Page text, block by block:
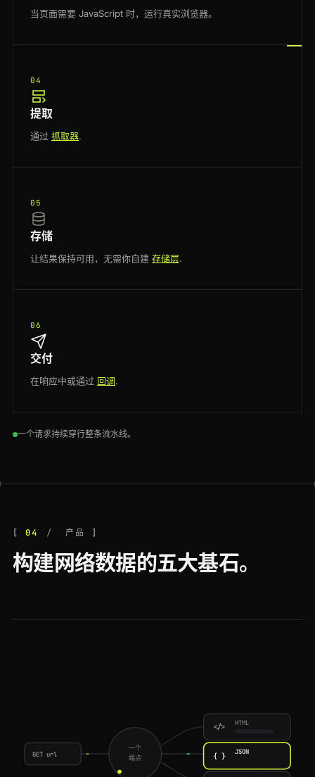
当页面需要 JavaScript 时，运行真实浏览器。
04
提取
通过 抓取器.
05
存储
让结果保持可用，无需你自建 存储层.
06
交付
在响应中或通过 回调.
一个请求持续穿行整条流水线。
04 产品
构建网络数据的五大基石。
GET url
一个
端点
</> HTML
{ } JSON